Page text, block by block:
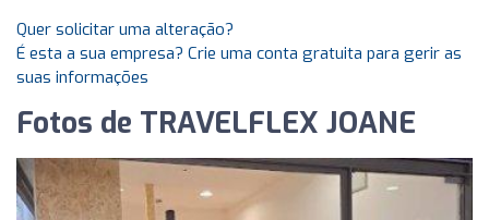
Quer solicitar uma alteração?
É esta a sua empresa? Crie uma conta gratuita para gerir as
suas informações
Fotos de TRAVELFLEX JOANE